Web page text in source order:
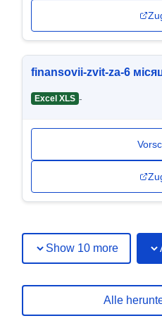
finansovii-zvit-za-6
Excel XLS -
Show 10 more
Alle